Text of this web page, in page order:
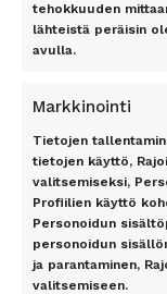
tehokkuuden
lähteistä peräisin
avulla.
Markkinointi
Tietojen
tietojen käyttö,
valitsemiseksi,
Profiilien käyttö
Personoidun
personoidun
ja parantaminen,
valitsemiseen.
Antalyan rannikko,
Antalya, Side, Kemer,
Costa del Sol
Florida
Gran Canaria
Kreeta
Kypros
Mallorca
Phuket
Rodos
Teneriffa